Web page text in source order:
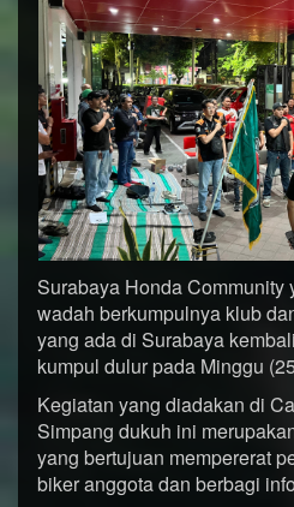
Surabaya Honda Community
wadah berkumpulnya klub
yang ada di Surabaya
kumpul dulur pada Minggu
Kegiatan yang diadakan di
Simpang dukuh ini
yang bertujuan mempererat
biker anggota dan berbagi